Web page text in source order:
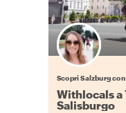
Scopri Salzburg
Withlocals a
Salisburgo